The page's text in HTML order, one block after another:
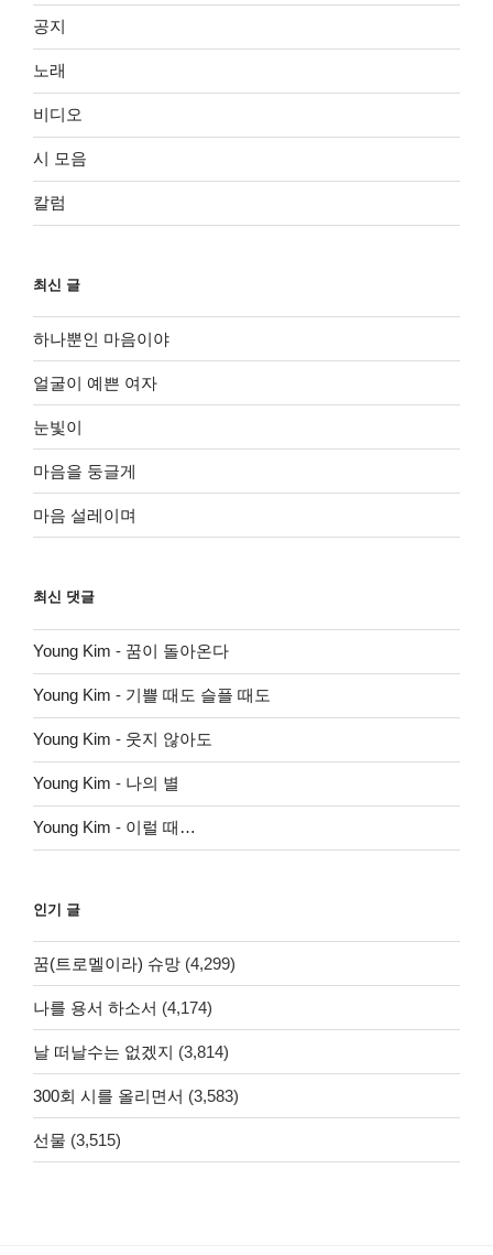
공지
노래
비디오
시 모음
칼럼
최신 글
하나뿐인 마음이야
얼굴이 예쁜 여자
눈빛이
마음을 둥글게
마음 설레이며
최신 댓글
Young Kim - 꿈이 돌아온다
Young Kim - 기쁠 때도 슬플 때도
Young Kim - 웃지 않아도
Young Kim - 나의 별
Young Kim - 이럴 때…
인기 글
꿈(트로멜이라) 슈망 (4,299)
나를 용서 하소서 (4,174)
날 떠날수는 없겠지 (3,814)
300회 시를 올리면서 (3,583)
선물 (3,515)